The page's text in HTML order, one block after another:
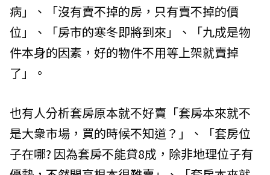
病」、「沒有賣不掉的房，只有賣不掉的價
位」、「房市的寒冬即將到來」、「九成是物
件本身的因素，好的物件不用等上架就賣掉
了」。
也有人分析套房原本就不好賣「套房本來就不
是大衆市場，買的時候不知道？」、「套房位
子在哪? 因為套房不能貸8成，除非地理位子有